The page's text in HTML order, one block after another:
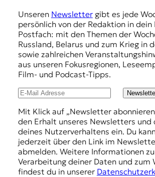
Unseren Newslettergibt es jede
persönlich von der Redaktion in dein
Postfach: mit den Themen der
Russland, Belarus und zum Krieg in
sowie zahlreichen
aus unseren Fokusregionen,
Film- und Podcast-Tipps.
Mit Klick auf „Newsletter
den Erhalt unseres Newsletters und
deines Nutzerverhaltens ein. Du
jederzeit über den Link im
abmelden. Weitere Informationen
Verarbeitung deiner Daten und zum
findest du in unserer